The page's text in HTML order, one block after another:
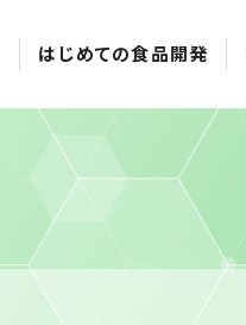
はじめての食品開発